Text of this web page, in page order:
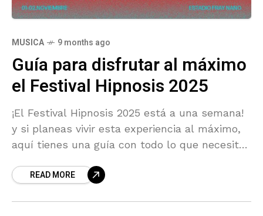
MUSICA 9 months ago
Guía para disfrutar al máximo
el Festival Hipnosis 2025
¡El Festival Hipnosis 2025 está a una semana!
y si planeas vivir esta experiencia al máximo,
aquí tienes una guía con todo lo que necesitas
READ MORE